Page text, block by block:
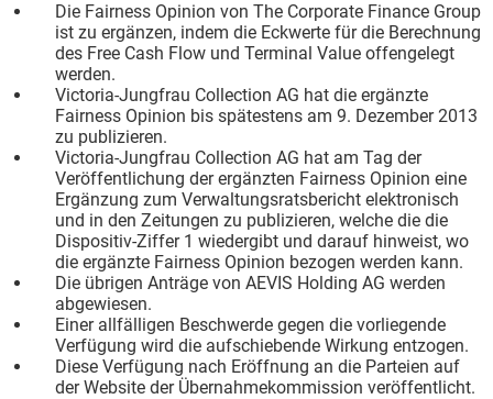
Die Fairness Opinion von The Corporate Finance Group
ist zu ergänzen, indem die Eckwerte für die Berechnung
des Free Cash Flow und Terminal Value offengelegt
werden.
Victoria-Jungfrau Collection AG hat die ergänzte
Fairness Opinion bis spätestens am 9. Dezember 2013
zu publizieren.
Victoria-Jungfrau Collection AG hat am Tag der
Veröffentlichung der ergänzten Fairness Opinion eine
Ergänzung zum Verwaltungsratsbericht elektronisch
und in den Zeitungen zu publizieren, welche die die
Dispositiv-Ziffer 1 wiedergibt und darauf hinweist, wo
die ergänzte Fairness Opinion bezogen werden kann.
Die übrigen Anträge von AEVIS Holding AG werden
abgewiesen.
Einer allfälligen Beschwerde gegen die vorliegende
Verfügung wird die aufschiebende Wirkung entzogen.
Diese Verfügung nach Eröffnung an die Parteien auf
der Website der Übernahmekommission veröffentlicht.